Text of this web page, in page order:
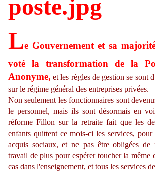
Le Gouvernement et sa
voté la transformation de la
Anonyme, et les règles de gestion se sont
sur le régime général des entreprises privées.
Non seulement les fonctionnaires sont
le personnel, mais ils sont désormais en
réforme Fillon sur la retraite fait que les
enfants quittent ce mois-ci les services,
acquis sociaux, et ne pas être obligées de
travail de plus pour espérer toucher la même
cas dans l'enseignement, et tous les services